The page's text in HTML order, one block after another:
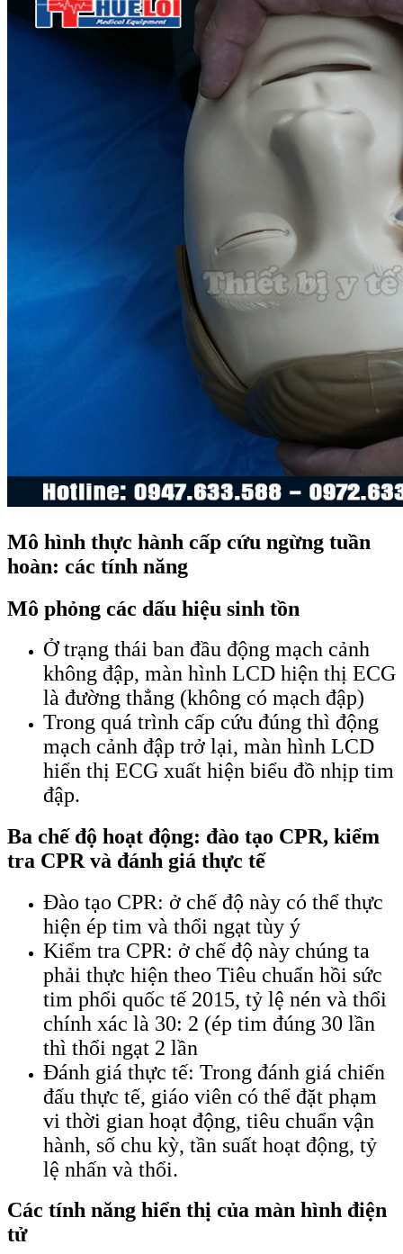
Mô hình thực hành cấp cứu ngừng tuần
hoàn: các tính năng
Mô phỏng các dấu hiệu sinh tồn
Ở trạng thái ban đầu động mạch cảnh
không đập, màn hình LCD hiện thị ECG
là đường thẳng (không có mạch đập)
Trong quá trình cấp cứu đúng thì động
mạch cảnh đập trở lại, màn hình LCD
hiển thị ECG xuất hiện biểu đồ nhịp tim
đập.
Ba chế độ hoạt động: đào tạo CPR, kiểm
tra CPR và đánh giá thực tế
Đào tạo CPR: ở chế độ này có thể thực
hiện ép tim và thổi ngạt tùy ý
Kiểm tra CPR: ở chế độ này chúng ta
phải thực hiện theo Tiêu chuẩn hồi sức
tim phổi quốc tế 2015, tỷ lệ nén và thổi
chính xác là 30: 2 (ép tim đúng 30 lần
thì thổi ngạt 2 lần
Đánh giá thực tế: Trong đánh giá chiến
đấu thực tế, giáo viên có thể đặt phạm
vi thời gian hoạt động, tiêu chuẩn vận
hành, số chu kỳ, tần suất hoạt động, tỷ
lệ nhấn và thổi.
Các tính năng hiển thị của màn hình điện
tử